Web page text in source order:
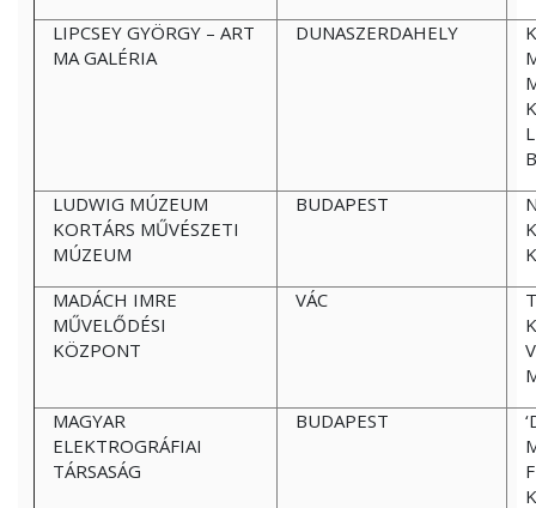
LIPCSEY GYÖRGY – ART
MA GALÉRIA
DUNASZERDAHELY
LUDWIG MÚZEUM
KORTÁRS MŰVÉSZETI
MÚZEUM
BUDAPEST
MADÁCH IMRE
MŰVELŐDÉSI
KÖZPONT
VÁC
MAGYAR
ELEKTROGRÁFIAI
TÁRSASÁG
BUDAPEST